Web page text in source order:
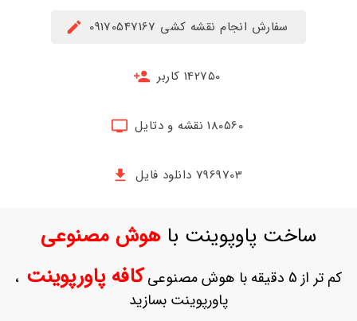
حساب
ثبت
سفارش انجام نقشه کشی 09170547167
142750 کاربر
180560 نقشه و دتایل
7969703 دانلود فایل
ساخت پاوپوینت باهوش مصنوعی
کم تر از 5 دقیقه با هوش مصنوعی کافه پاورپوینت ،
پاورپوینت بسازید